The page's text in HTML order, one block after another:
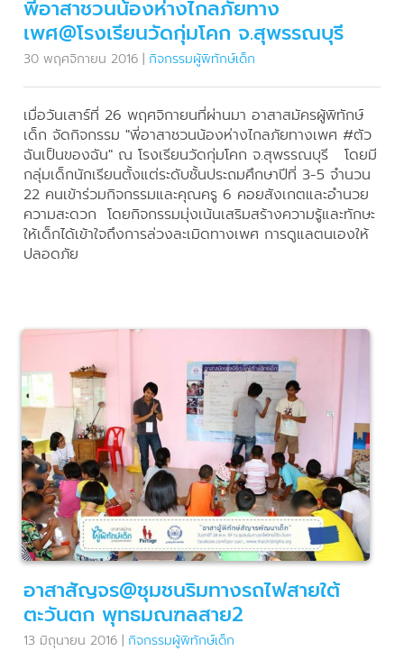
พี่อาสาชวนน้องห่างไกลภัยทาง
เพศ@โรงเรียนวัดกุ่มโคก จ.สุพรรณบุรี
30 พฤศจิกายน 2016 | กิจกรรมผู้พิทักษ์เด็ก
เมื่อวันเสาร์ที่ 26 พฤศจิกายนที่ผ่านมา อาสาสมัครผู้พิทักษ์
เด็ก จัดกิจกรรม "พี่อาสาชวนน้องห่างไกลภัยทางเพศ #ตัว
ฉันเป็นของฉัน" ณ โรงเรียนวัดกุ่มโคก จ.สุพรรณบุรี โดยมี
กลุ่มเด็กนักเรียนตั้งแต่ระดับชั้นประถมศึกษาปีที่ 3-5 จำนวน
22 คนเข้าร่วมกิจกรรมและคุณครู 6 คอยสังเกตและอำนวย
ความสะดวก โดยกิจกรรมมุ่งเน้นเสริมสร้างความรู้และทักษะ
ให้เด็กได้เข้าใจถึงการล่วงละเมิดทางเพศ การดูแลตนเองให้
ปลอดภัย
อาสาสัญจร@ชุมชนริมทางรถไฟสายใต้
ตะวันตก พุทธมณฑลสาย2
13 มิถุนายน 2016 | กิจกรรมผู้พิทักษ์เด็ก